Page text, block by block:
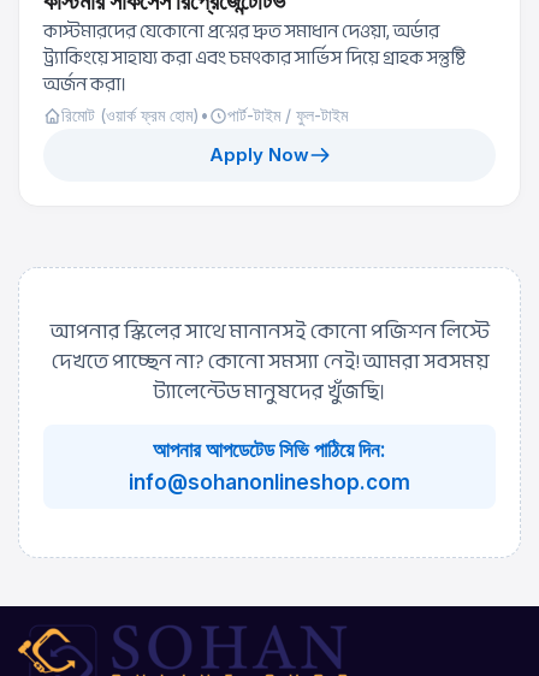
কাস্টমারদের যেকোনো প্রশ্নের দ্রুত সমাধান দেওয়া, অর্ডার
ট্র্যাকিংয়ে সাহায্য করা এবং চমৎকার সার্ভিস দিয়ে গ্রাহক সন্তুষ্টি
অর্জন করা।
রিমোট (ওয়ার্ক ফ্রম হোম) • পার্ট-টাইম / ফুল-টাইম
Apply Now
আপনার স্কিলের সাথে মানানসই কোনো পজিশন লিস্টে
দেখতে পাচ্ছেন না? কোনো সমস্যা নেই! আমরা সবসময়
ট্যালেন্টেড মানুষদের খুঁজছি।
আপনার আপডেটেড সিভি পাঠিয়ে দিন:
info@sohanonlineshop.com